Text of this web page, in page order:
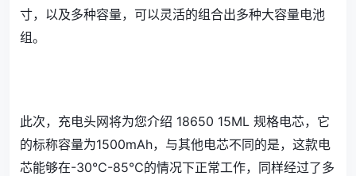
寸，以及多种容量，可以灵活的组合出多种大容量电池
组。
此次，充电头网将为您介绍 18650 15ML 规格电芯，它
的标称容量为1500mAh，与其他电芯不同的是，这款电
芯能够在-30℃-85℃的情况下正常工作，同样经过了多